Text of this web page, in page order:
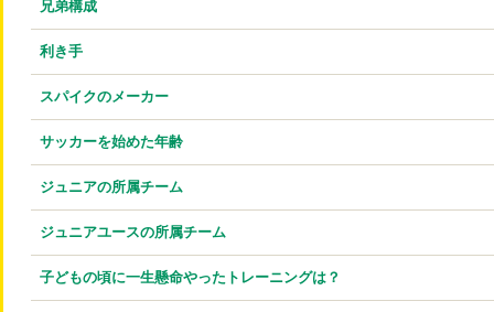
兄弟構成
利き手
スパイクのメーカー
サッカーを始めた年齢
ジュニアの所属チーム
ジュニアユースの所属チーム
子どもの頃に一生懸命やったトレーニングは？